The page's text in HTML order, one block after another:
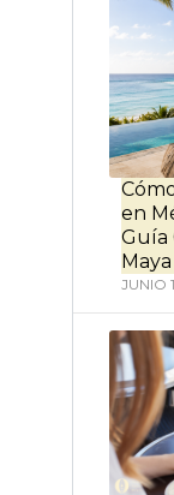
en
Guía
JUNIO